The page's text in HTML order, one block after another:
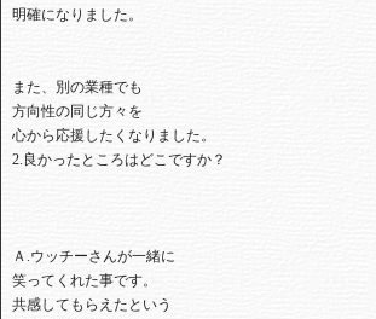
明確になりました。
また、別の業種でも
方向性の同じ方々を
心から応援したくなりました。
2.良かったところはどこですか？
Ａ.ウッチーさんが一緒に
笑ってくれた事です。
共感してもらえたという